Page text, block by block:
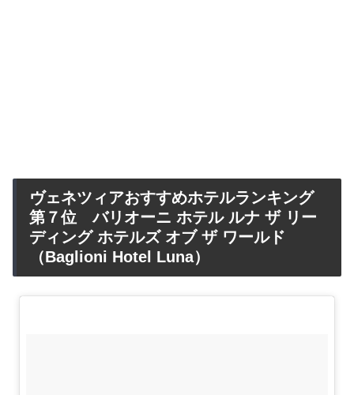
ヴェネツィアおすすめホテルランキング
第７位 バリオーニ ホテル ルナ ザ リー
ディング ホテルズ オブ ザ ワールド
（Baglioni Hotel Luna）